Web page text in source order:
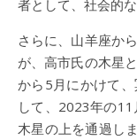
者として、社会的
さらに、山羊座か
が、高市氏の木星
から5月にかけて
して、2023年の
木星の上を通過し